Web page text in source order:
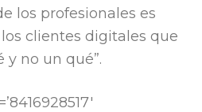
los profesionales es
clientes digitales que
no un qué”.